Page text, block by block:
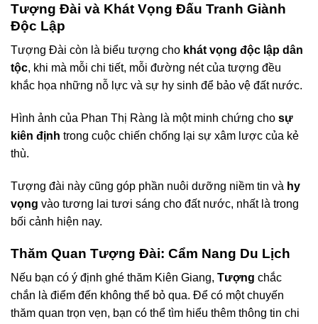
Tượng Đài và Khát Vọng Đấu Tranh Giành
Độc Lập
Tượng Đài còn là biểu tượng cho khát vọng độc lập dân
tộc, khi mà mỗi chi tiết, mỗi đường nét của tượng đều
khắc họa những nỗ lực và sự hy sinh để bảo vệ đất nước.
Hình ảnh của Phan Thị Ràng là một minh chứng cho sự
kiên định trong cuộc chiến chống lại sự xâm lược của kẻ
thù.
Tượng đài này cũng góp phần nuôi dưỡng niềm tin và hy
vọng vào tương lai tươi sáng cho đất nước, nhất là trong
bối cảnh hiện nay.
Thăm Quan Tượng Đài: Cẩm Nang Du Lịch
Nếu bạn có ý định ghé thăm Kiên Giang, Tượng chắc
chắn là điểm đến không thể bỏ qua. Để có một chuyến
thăm quan trọn vẹn, bạn có thể tìm hiểu thêm thông tin chi